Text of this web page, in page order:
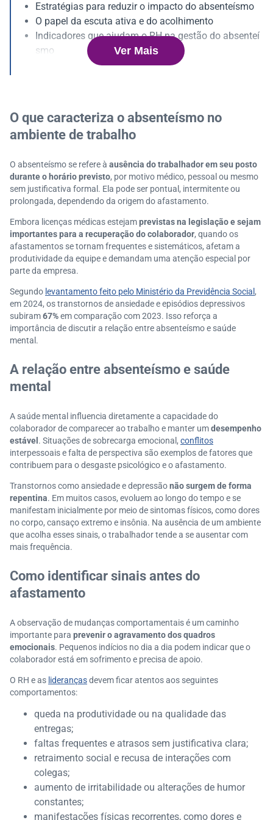
Estratégias para reduzir o impacto do absenteísmo
O papel da escuta ativa e do acolhimento
Indicadores que ajudam o RH na gestão do absenteí
smo
Benefícios da prevenção para a organização
Ver Mais
O que caracteriza o absenteísmo no
ambiente de trabalho
O absenteísmo se refere à ausência do trabalhador em seu posto
durante o horário previsto, por motivo médico, pessoal ou mesmo
sem justificativa formal. Ela pode ser pontual, intermitente ou
prolongada, dependendo da origem do afastamento.
Embora licenças médicas estejamprevistas na legislação e sejam
importantes para a recuperação do colaborador, quando os
afastamentos se tornam frequentes e sistemáticos, afetam a
produtividade da equipe e demandam uma atenção especial por
parte da empresa.
Segundo levantamento feito pelo Ministério da Previdência Social ,
em 2024, os transtornos de ansiedade e episódios depressivos
subiram67%em comparação com 2023. Isso reforça a
importância de discutir a relação entre absenteísmo e saúde
mental.
A relação entre absenteísmo e saúde
mental
A saúde mental influencia diretamente a capacidade do
colaborador de comparecer ao trabalho e manter umdesempenho
estável . Situações de sobrecarga emocional, conflitos
interpessoais e falta de perspectiva são exemplos de fatores que
contribuem para o desgaste psicológico e o afastamento.
Transtornos como ansiedade e depressãonão surgem de forma
repentina. Em muitos casos, evoluem ao longo do tempo e se
manifestam inicialmente por meio de sintomas físicos, como dores
no corpo, cansaço extremo e insônia. Na ausência de um ambiente
que acolha esses sinais, o trabalhador tende a se ausentar com
mais frequência.
Como identificar sinais antes do
afastamento
A observação de mudanças comportamentais é um caminho
importante para prevenir o agravamento dos quadros
emocionais. Pequenos indícios no dia a dia podem indicar que o
colaborador está em sofrimento e precisa de apoio.
O RH e as liderançasdevem ficar atentos aos seguintes
comportamentos:
queda na produtividade ou na qualidade das
entregas;
faltas frequentes e atrasos sem justificativa clara;
retraimento social e recusa de interações com
colegas;
aumento de irritabilidade ou alterações de humor
constantes;
manifestações físicas recorrentes, como dores e